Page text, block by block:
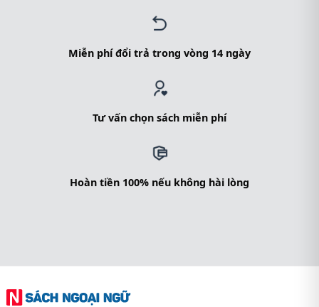
Miễn phí đổi trả trong vòng 14 ngày
Tư vấn chọn sách miễn phí
Hoàn tiền 100% nếu không hài lòng